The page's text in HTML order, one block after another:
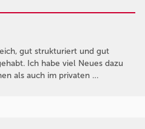
gut strukturiert und gut
Ich habe viel Neues dazu
als auch im privaten …